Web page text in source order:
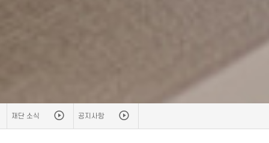
재단 소식 공지사항